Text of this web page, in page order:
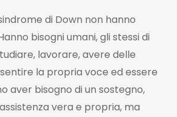
di Down non hanno
bisogni umani, gli stessi di
lavorare, avere delle
la propria voce ed essere
aver bisogno di un sostegno,
vera e propria, ma